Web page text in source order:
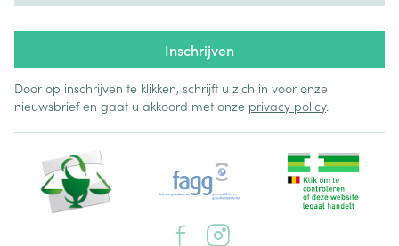
Inschrijven
Door op inschrijven te klikken, schrijft u zich in voor onze
nieuwsbrief en gaat u akkoord met onze privacy policy.